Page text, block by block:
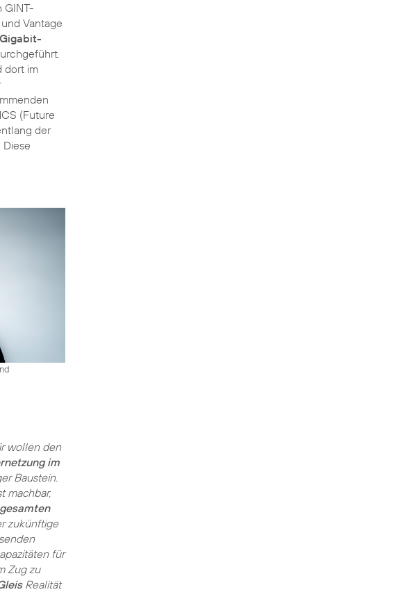
GINT-
Vantage
dort im
(Future
der
wollen den
im
Baustein.
machbar,
gesamten
zukünftige
für
Zug zu
Realität